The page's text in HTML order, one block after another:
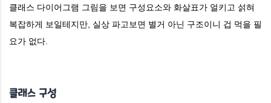
클래스 다이어그램 그림을 보면 구성요소와 화살표가 얼키고 섥혀
복잡하게 보일테지만, 실상 파고보면 별거 아닌 구조이니 겁 먹을 필
요가 없다.
클래스 구성